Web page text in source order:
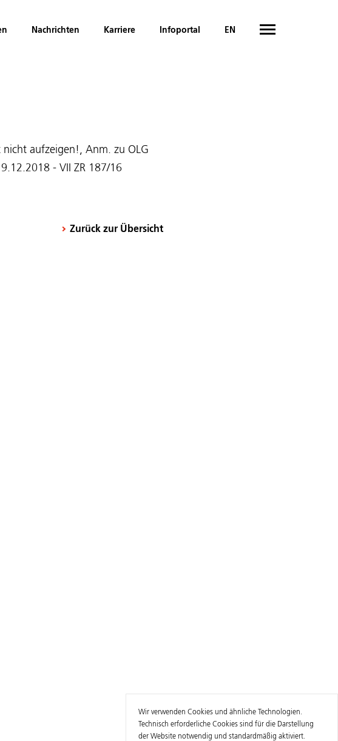
Nachrichten Karriere Infoportal EN
aufzeigen!, Anm. zu OLG
- VII ZR 187/16
Zurück zur Übersicht
Wir verwenden Cookies und ähnliche Technologien.
Technisch erforderliche Cookies sind für die Darstellung
der Website notwendig und standardmäßig aktiviert.